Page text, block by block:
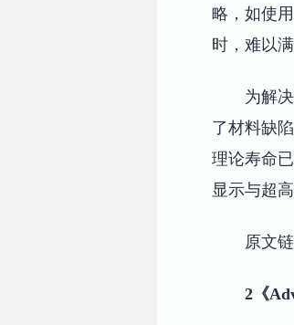
略，如使
时，难以
为解
了材料缺
理论寿命
显示与超
原文
2《